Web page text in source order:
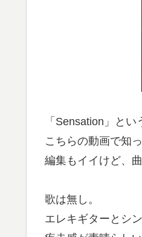
「Sensation」と
こちらの動画で知っ
編集もイイけど、
歌は無し。
エレキギターとシ